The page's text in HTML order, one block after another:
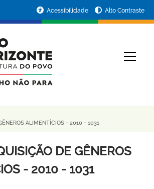
Acessibilidade Alto Contraste
ALIMENTÍCIOS - 2010 - 1031
DE GÊNEROS
- 2010 - 1031